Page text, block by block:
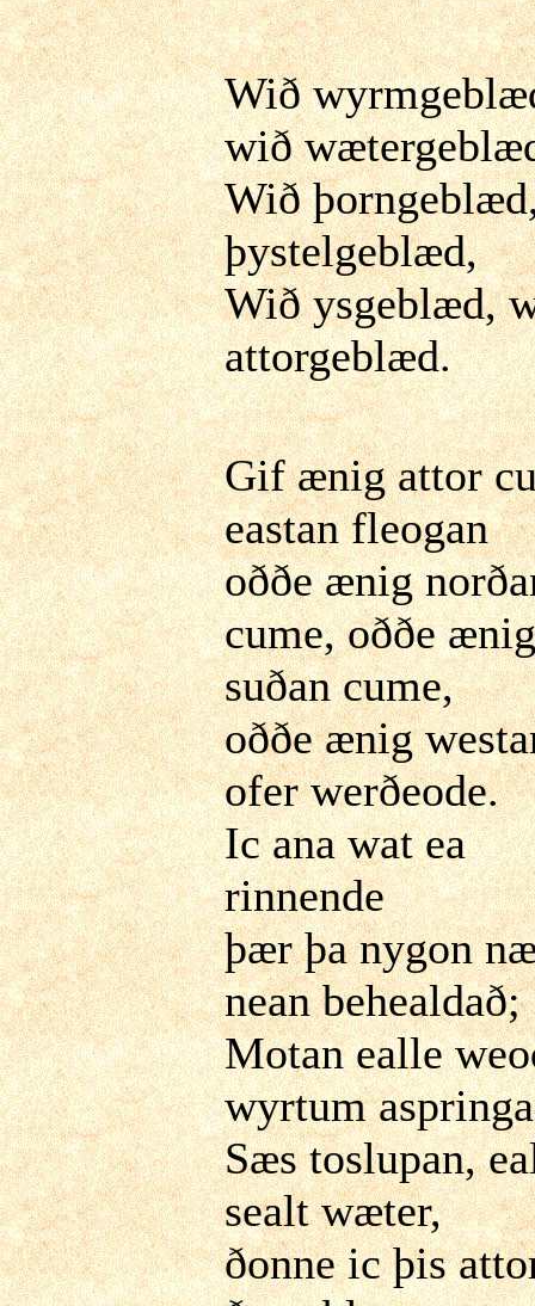
Wið
wið
Wið
þystelgeblæd,
Wið ysgeblæd,
attorgeblæd.
Gif ænig attor
eastan fleogan
oððe ænig
cume, oððe ænig
suðan cume,
oððe ænig
ofer werðeode.
Ic ana wat ea
rinnende
þær þa nygon
nean behealdað;
Motan ealle
wyrtum
Sæs toslupan,
sealt wæter,
ðonne ic þis